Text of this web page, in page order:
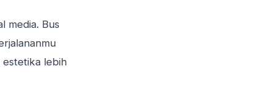
media. Bus
estetika lebih